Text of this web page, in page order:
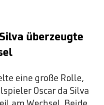
überzeugte
eine große Rolle,
Oscar da Silva